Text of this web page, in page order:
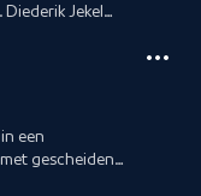
Jekel
een
gescheiden